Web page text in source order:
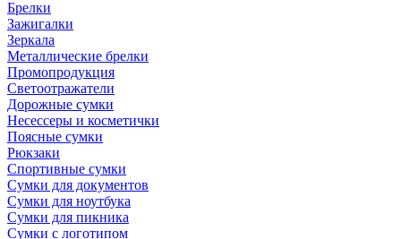
Брелки
Зажигалки
Зеркала
Металлические брелки
Промопродукция
Светоотражатели
Дорожные сумки
Несессеры и косметички
Поясные сумки
Рюкзаки
Спортивные сумки
Сумки для документов
Сумки для ноутбука
Сумки для пикника
Сумки с логотипом